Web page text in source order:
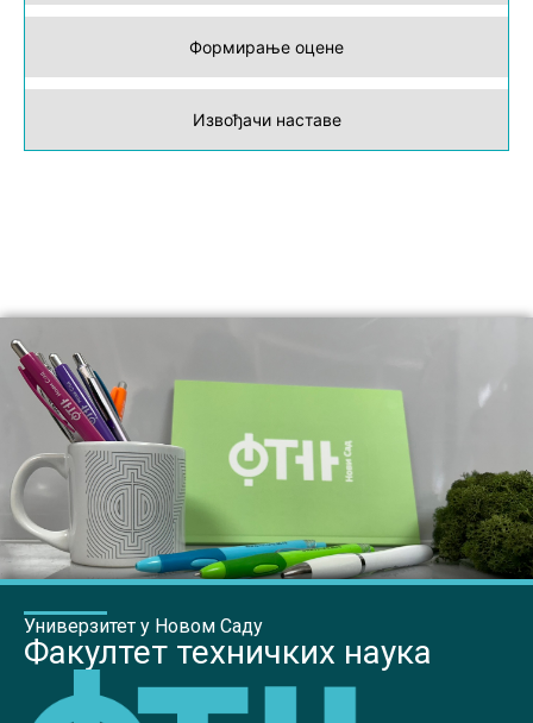
Формирање оцене
Извођачи наставе
Универзитет у Новом Саду
Факултет техничких наука